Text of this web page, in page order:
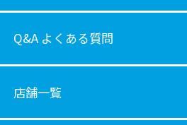
Q&A よくある質問
店舗一覧